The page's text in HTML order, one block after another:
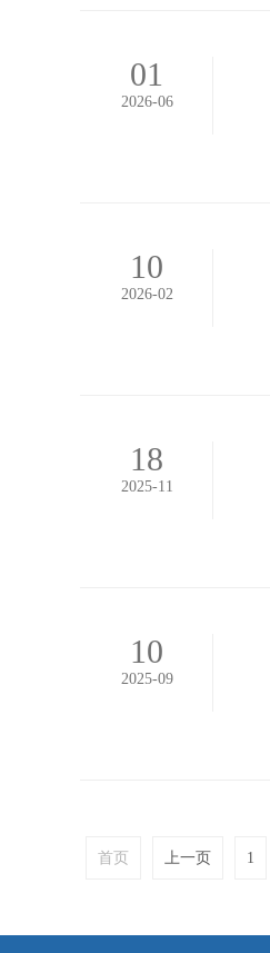
01
2026-06
10
2026-02
18
2025-11
10
2025-09
首页 上一页 1